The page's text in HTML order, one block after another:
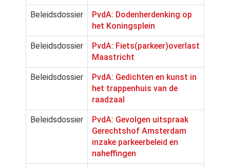
Beleidsdossier
PvdA: Dodenherdenking op
het Koningsplein
Beleidsdossier
PvdA: Fiets(parkeer)overlast
Maastricht
Beleidsdossier
PvdA: Gedichten en kunst in
het trappenhuis van de
raadzaal
Beleidsdossier
PvdA: Gevolgen uitspraak
Gerechtshof Amsterdam
inzake parkeerbeleid en
naheffingen